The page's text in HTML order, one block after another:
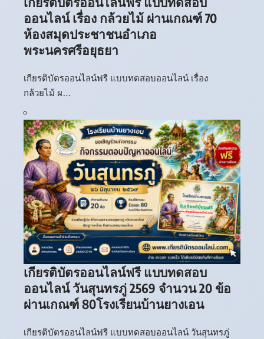
ออนไลน์ เรื่อง กล้วยไม้ ผ่านเกณฑ์ 70
ห้องสมุดประชาชนอำเภอ
พระนครศรีอยุธยา
เกียรติบัตรออนไลน์ฟรี แบบทดสอบออนไลน์ เรื่อง
กล้วยไม้ ผ…
เกียรติบัตรออนไลน์ฟรี แบบทดสอบ
ออนไลน์ วันสุนทรภู่ 2569 จำนวน 20 ข้อ
ผ่านเกณฑ์ 80โรงเรียนบ้านยางเอน
เกียรติบัตรออนไลน์ฟรี แบบทดสอบออนไลน์ วันสุนทรภู่